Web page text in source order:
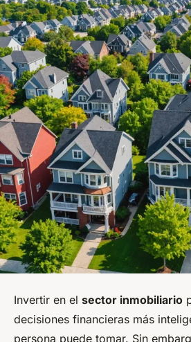
Invertir en el sector inmobiliario
decisiones financieras más
persona puede tomar. Sin